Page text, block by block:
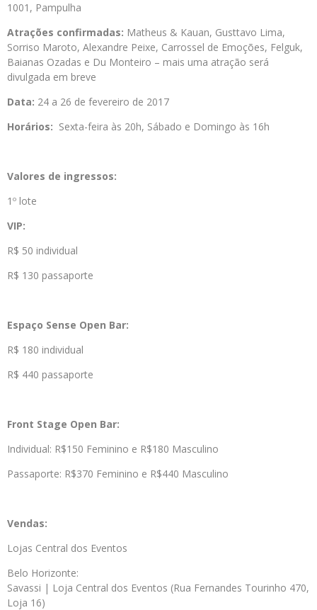
1001, Pampulha
Atrações confirmadas: Matheus & Kauan, Gusttavo Lima,
Sorriso Maroto, Alexandre Peixe, Carrossel de Emoções, Felguk,
Baianas Ozadas e Du Monteiro – mais uma atração será
divulgada em breve
Data: 24 a 26 de fevereiro de 2017
Horários: Sexta-feira às 20h, Sábado e Domingo às 16h
Valores de ingressos:
1º lote
VIP:
R$ 50 individual
R$ 130 passaporte
Espaço Sense Open Bar:
R$ 180 individual
R$ 440 passaporte
Front Stage Open Bar:
Individual: R$150 Feminino e R$180 Masculino
Passaporte: R$370 Feminino e R$440 Masculino
Vendas:
Lojas Central dos Eventos
Belo Horizonte:
Savassi | Loja Central dos Eventos (Rua Fernandes Tourinho 470,
Loja 16)